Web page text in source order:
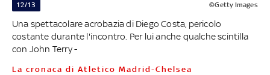
12/13 ©Getty Images
Una spettacolare acrobazia di Diego Costa, pericolo
costante durante l'incontro. Per lui anche qualche scintilla
con John Terry -
La cronaca di Atletico Madrid-Chelsea